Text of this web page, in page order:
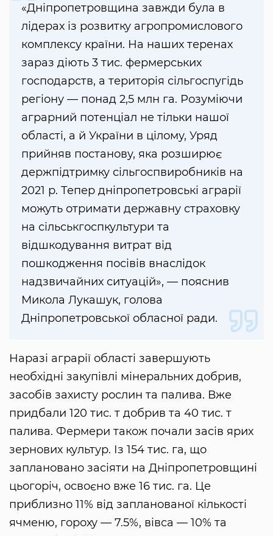
«Дніпропетровщина завжди була в
лідерах із розвитку агропромислового
комплексу країни. На наших теренах
зараз діють 3 тис. фермерських
господарств, а територія сільгоспугідь
регіону — понад 2,5 млн га. Розуміючи
аграрний потенціал не тільки нашої
області, а й України в цілому, Уряд
прийняв постанову, яка розширює
держпідтримку сільгоспвиробників на
2021 р. Тепер дніпропетровські аграрії
можуть отримати державну страховку
на сільськгоспкультури та
відшкодування витрат від
пошкодження посівів внаслідок
надзвичайних ситуацій», — пояснив
Микола Лукашук, голова
Дніпропетровської обласної ради.
Наразі аграрії області завершують
необхідні закупівлі мінеральних добрив,
засобів захисту рослин та палива. Вже
придбали 120 тис. т добрив та 40 тис. т
палива. Фермери також почали засів ярих
зернових культур. Із 154 тис. га, що
заплановано засіяти на Дніпропетровщині
цьогоріч, освоєно вже 16 тис. га. Це
приблизно 11% від запланованої кількості
ячменю, гороху — 7.5%, вівса — 10% та